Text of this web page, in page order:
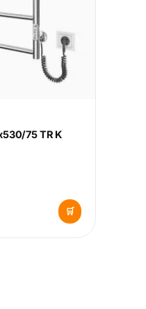
75 TR K
🛒